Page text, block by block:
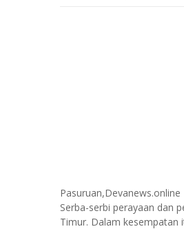
Pasuruan,Devanews.online
Serba-serbi perayaan dan
Timur. Dalam kesempatan